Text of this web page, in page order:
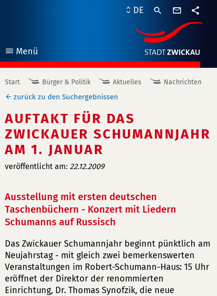
Menü
öffnen
DE
Start Bürger & Politik Aktuelles Nachrichten
zurück zu den Suchergebnissen
AUFTAKT FÜR DAS
ZWICKAUER SCHUMANNJAHR
AM 1. JANUAR
veröffentlicht am: 22.12.2009
Ausstellung mit ersten deutschen
Taschenbüchern - Konzert mit Liedern
Schumanns auf Russisch
Das Zwickauer Schumannjahr beginnt pünktlich am
Neujahrstag - mit gleich zwei bemerkenswerten
Veranstaltungen im Robert-Schumann-Haus: 15 Uhr
eröffnet der Direktor der renommierten
Einrichtung, Dr. Thomas Synofzik, die neue